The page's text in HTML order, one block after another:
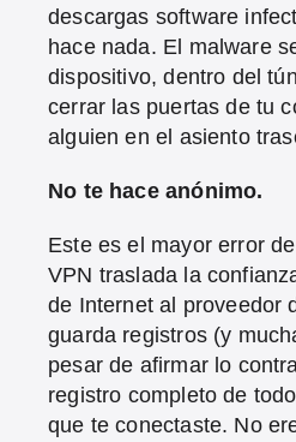
descargas software
hace nada. El malware
dispositivo, dentro del
cerrar las puertas de tu
alguien en el asiento
No te hace anónimo.
Este es el mayor error
VPN traslada la
de Internet al proveedor
guarda registros (y
pesar de afirmar lo
registro completo de
que te conectaste. No